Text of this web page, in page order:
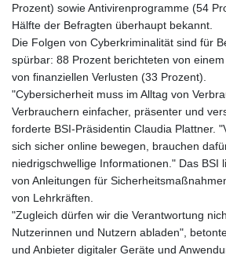
Prozent) sowie Antivirenprogramme (54
Hälfte der Befragten überhaupt bekannt.
Die Folgen von Cyberkriminalität sind für
spürbar: 88 Prozent berichteten von
von finanziellen Verlusten (33 Prozent).
"Cybersicherheit muss im Alltag von
Verbrauchern einfacher, präsenter und
forderte BSI-Präsidentin Claudia Plattner.
sich sicher online bewegen, brauchen
niedrigschwellige Informationen." Das BSI
von Anleitungen für
von Lehrkräften.
"Zugleich dürfen wir die Verantwortung
Nutzerinnen und Nutzern abladen",
und Anbieter digitaler Geräte und